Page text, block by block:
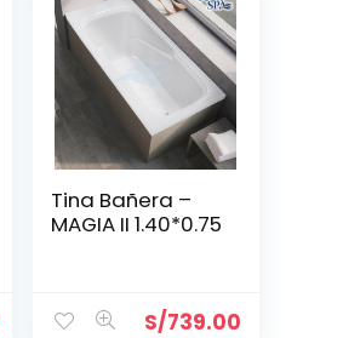
Tina Bañera –
MAGIA II 1.40*0.75
S/739.00